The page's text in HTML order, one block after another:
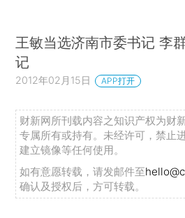
王敏当选济南市委书记 李
记
2012年02月15日 APP打开
财新网所刊载内容之知识产权为财
专属所有或持有。未经许可，禁止
建立镜像等任何使用。
如有意愿转载，请发邮件至
确认及授权后，方可转载。